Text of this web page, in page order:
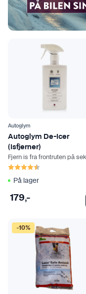
Autoglym
Autoglym De-Icer
(Isfjerner)
Karakter:
På lager
179,-
-10%
D